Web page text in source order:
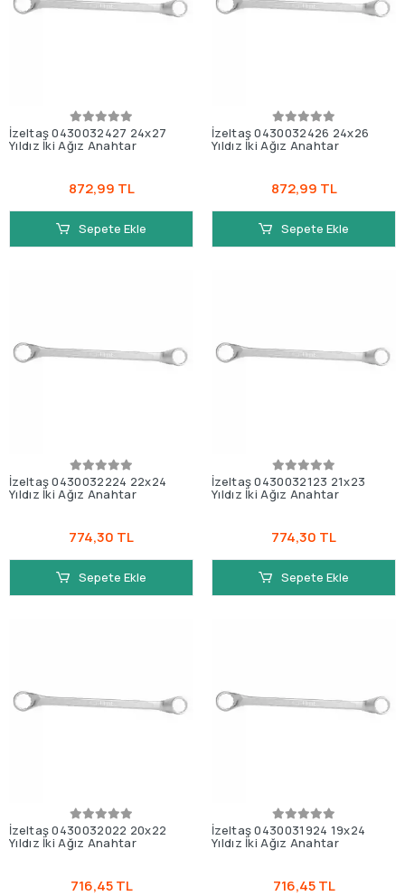
İzeltaş 0430032427 24x27
Yıldız İki Ağız Anahtar
872,99 TL
Sepete Ekle
İzeltaş 0430032426 24x26
Yıldız İki Ağız Anahtar
872,99 TL
Sepete Ekle
İzeltaş 0430032224 22x24
Yıldız İki Ağız Anahtar
774,30 TL
Sepete Ekle
İzeltaş 0430032123 21x23
Yıldız İki Ağız Anahtar
774,30 TL
Sepete Ekle
İzeltaş 0430032022 20x22
Yıldız İki Ağız Anahtar
716,45 TL
İzeltaş 0430031924 19x24
Yıldız İki Ağız Anahtar
716,45 TL